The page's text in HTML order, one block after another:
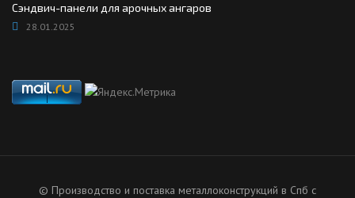
Сэндвич-панели для арочных ангаров
28.01.2025
© Производство и поставка металлоконструкций в Спб с